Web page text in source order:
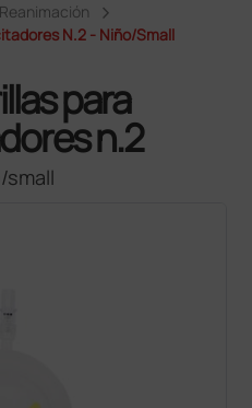
N.2 - Niño/small
para
n.2
small